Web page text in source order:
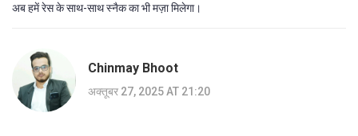
अब हमें रेस के साथ-साथ स्नैक का भी मज़ा मिलेगा।
Chinmay Bhoot
अक्तूबर 27, 2025 AT 21:20